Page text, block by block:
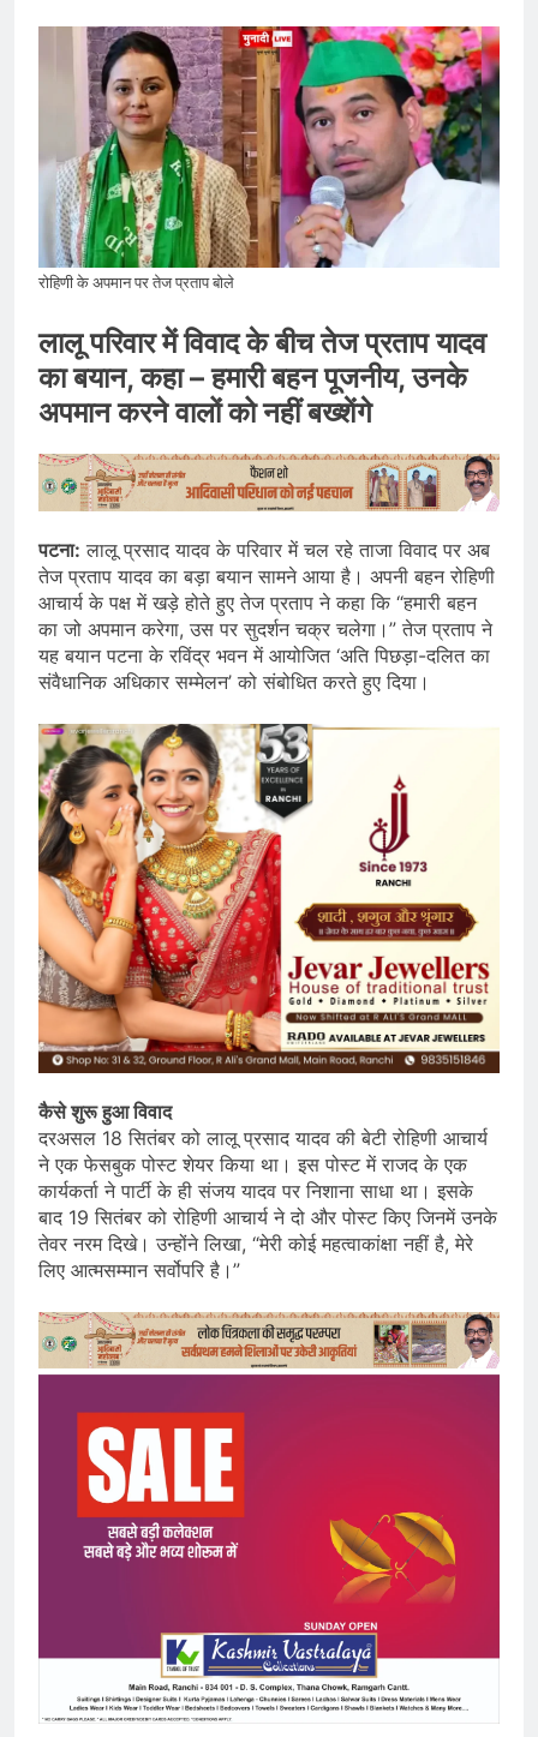
रोहिणी के अपमान पर तेज प्रताप बोले
लालू परिवार में विवाद के बीच तेज प्रताप यादव
का बयान, कहा – हमारी बहन पूजनीय, उनके
अपमान करने वालों को नहीं बख्शेंगे
पटना: लालू प्रसाद यादव के परिवार में चल रहे ताजा विवाद पर अब
तेज प्रताप यादव का बड़ा बयान सामने आया है। अपनी बहन रोहिणी
आचार्य के पक्ष में खड़े होते हुए तेज प्रताप ने कहा कि “हमारी बहन
का जो अपमान करेगा, उस पर सुदर्शन चक्र चलेगा।” तेज प्रताप ने
यह बयान पटना के रविंद्र भवन में आयोजित ‘अति पिछड़ा-दलित का
संवैधानिक अधिकार सम्मेलन’ को संबोधित करते हुए दिया।
कैसे शुरू हुआ विवाद
दरअसल 18 सितंबर को लालू प्रसाद यादव की बेटी रोहिणी आचार्य
ने एक फेसबुक पोस्ट शेयर किया था। इस पोस्ट में राजद के एक
कार्यकर्ता ने पार्टी के ही संजय यादव पर निशाना साधा था। इसके
बाद 19 सितंबर को रोहिणी आचार्य ने दो और पोस्ट किए जिनमें उनके
तेवर नरम दिखे। उन्होंने लिखा, “मेरी कोई महत्वाकांक्षा नहीं है, मेरे
लिए आत्मसम्मान सर्वोपरि है।”